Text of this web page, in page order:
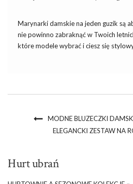
Marynarki damskie na jeden guzik są
nie powinno zabraknąć w Twoich
które modele wybrać i ciesz się
MODNE BLUZECZKI
ELEGANCKI ZESTAW NA
Hurt ubrań